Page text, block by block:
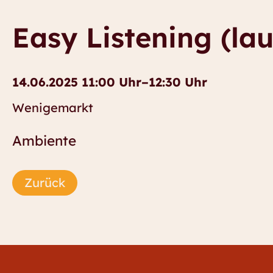
Easy Listening
14.06.2025 11:00 Uhr–12:30 Uhr
Wenigemarkt
Ambiente
Zurück